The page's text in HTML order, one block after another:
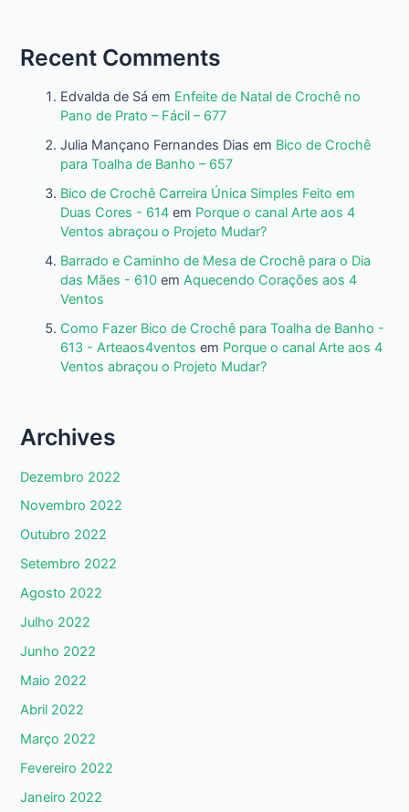
Recent Comments
Edvalda de Sá em Enfeite de Natal de Crochê no
Pano de Prato – Fácil – 677
Julia Mançano Fernandes Dias em Bico de Crochê
para Toalha de Banho – 657
Bico de Crochê Carreira Única Simples Feito em
Duas Cores - 614 em Porque o canal Arte aos 4
Ventos abraçou o Projeto Mudar?
Barrado e Caminho de Mesa de Crochê para o Dia
das Mães - 610 emAquecendo Corações aos 4
Ventos
Como Fazer Bico de Crochê para Toalha de Banho -
613 - Arteaos4ventos em Porque o canal Arte aos 4
Ventos abraçou o Projeto Mudar?
Archives
Dezembro 2022
Novembro 2022
Outubro 2022
Setembro 2022
Agosto 2022
Julho 2022
Junho 2022
Maio 2022
Abril 2022
Março 2022
Fevereiro 2022
Janeiro 2022